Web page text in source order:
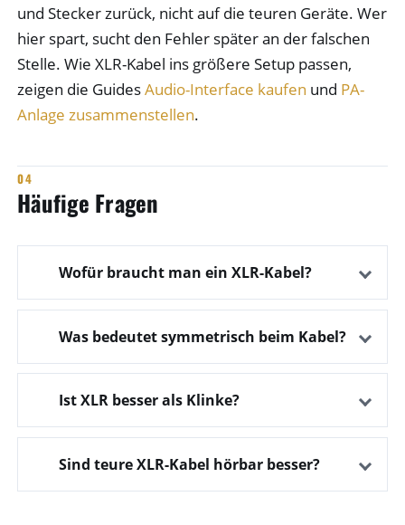
und Stecker zurück, nicht auf die teuren Geräte. Wer
hier spart, sucht den Fehler später an der falschen
Stelle. Wie XLR-Kabel ins größere Setup passen,
zeigen die GuidesAudio-Interface kaufen und PA-
Anlage zusammenstellen.
Häufige Fragen
Wofür braucht man ein XLR-Kabel?
Was bedeutet symmetrisch beim Kabel?
Ist XLR besser als Klinke?
Sind teure XLR-Kabel hörbar besser?